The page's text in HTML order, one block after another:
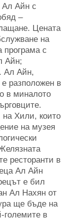
Ал Айн с
–
Цената
на
програма с
Айн;
Ал Айн,
разположен в
в миналото
на Хили, които
на музея
ресторанти в
Ал Айн
е бил
Ал Нахян от
ще бъде на
големите в